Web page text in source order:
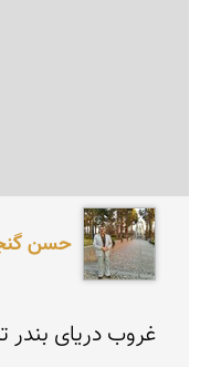
حسن
غروب دریای بندر